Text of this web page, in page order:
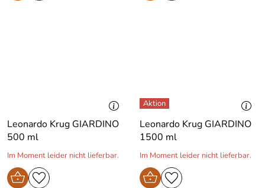
Leonardo Krug GIARDINO
500 ml
Im Moment leider nicht lieferbar.
Leonardo Krug GIARDINO
1500 ml
Im Moment leider nicht lieferbar.